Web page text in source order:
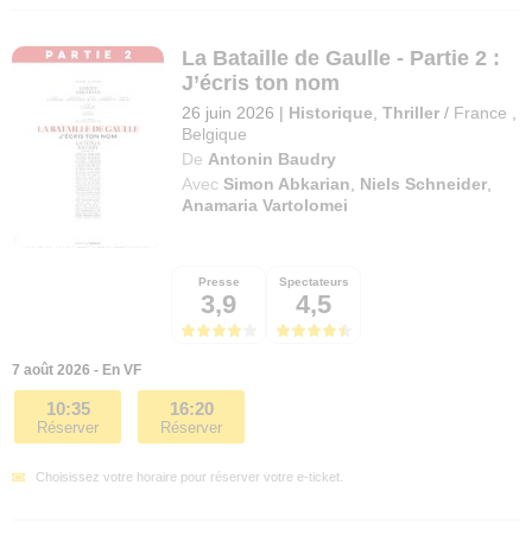
La Bataille de Gaulle - Partie 2 :
J’écris ton nom
26 juin 2026 | Historique ,Thriller / France
Belgique
De Antonin Baudry
Avec Simon Abkarian Niels Schneider
Anamaria Vartolomei
Presse
3,9
Spectateurs
4,5
7 août 2026 - En VF
10:35
Réserver
16:20
Réserver
Choisissez votre horaire pour réserver votre e-ticket.